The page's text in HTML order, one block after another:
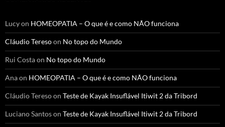
Lucyon HOMEOPATIA – O que é e como NÃO funciona
Cláudio Teresoon No topo do Mundo
Rui Costaon No topo do Mundo
Anaon HOMEOPATIA – O que é e como NÃO funciona
Cláudio Teresoon Teste de Kayak Insuflável Itiwit 2 da Tribord
Luciano Santoson Teste de Kayak Insuflável Itiwit 2 da Tribord